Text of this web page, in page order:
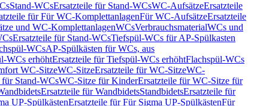
Stand-WCsErsatzteile für Stand-WCsWC-AufsätzeErsatzteile
für Für WC-KomplettanlagenFür WC-AufsätzeErsatzteile
und WC-KomplettanlagenWCsVerbrauchsmaterialWCs und
Ersatzteile für Stand-WCsTiefspül-WCs für AP-Spülkasten
WCsAP-Spülkästen für WCs, aus
WCs erhöhtErsatzteile für Tiefspül-WCs erhöhtFlachspül-WCs
WC-SitzeWC-SitzeErsatzteile für WC-SitzeWC-
für Stand-WCsWC-Sitze für KinderErsatzteile für WC-Sitze für
Ersatzteile für WandbidetsStandbidetsErsatzteile für
UP-SpülkästenErsatzteile für Für Sigma UP-SpülkästenFür